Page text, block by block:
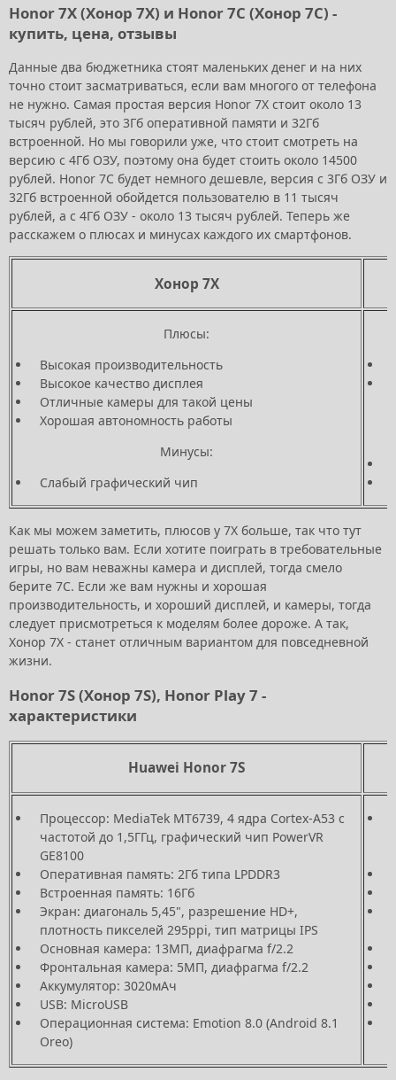
Honor 7X (Хонор 7Х) и Honor 7C (Хонор 7С) -
купить, цена, отзывы
Данные два бюджетника стоят маленьких денег и на них
точно стоит засматриваться, если вам многого от телефона
не нужно. Самая простая версия Honor 7X стоит около 13
тысяч рублей, это 3Гб оперативной памяти и 32Гб
встроенной. Но мы говорили уже, что стоит смотреть на
версию с 4Гб ОЗУ, поэтому она будет стоить около 14500
рублей. Honor 7C будет немного дешевле, версия с 3Гб ОЗУ и
32Гб встроенной обойдется пользователю в 11 тысяч
рублей, а с 4Гб ОЗУ - около 13 тысяч рублей. Теперь же
расскажем о плюсах и минусах каждого их смартфонов.
Хонор 7Х
Плюсы:
Высокая производительность
Высокое качество дисплея
Отличные камеры для такой цены
Хорошая автономность работы
Минусы:
Слабый графический чип
Как мы можем заметить, плюсов у 7Х больше, так что тут
решать только вам. Если хотите поиграть в требовательные
игры, но вам неважны камера и дисплей, тогда смело
берите 7С. Если же вам нужны и хорошая
производительность, и хороший дисплей, и камеры, тогда
следует присмотреться к моделям более дороже. А так,
Хонор 7Х - станет отличным вариантом для повседневной
жизни.
Honor 7S (Хонор 7S), Honor Play 7 -
характеристики
Huawei Honor 7S
Процессор: MediaTek MT6739, 4 ядра Cortex-A53 с
частотой до 1,5ГГц, графический чип PowerVR
GE8100
Оперативная память: 2Гб типа LPDDR3
Встроенная память: 16Гб
Экран: диагональ 5,45", разрешение HD+,
плотность пикселей 295ppi, тип матрицы IPS
Основная камера: 13МП, диафрагма f/2.2
Фронтальная камера: 5МП, диафрагма f/2.2
Аккумулятор: 3020мАч
USB: MicroUSB
Операционная система: Emotion 8.0 (Android 8.1
Oreo)